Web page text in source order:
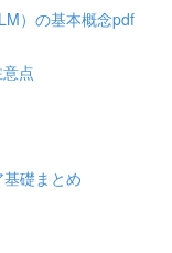
）の基本概念pdf
点
礎まとめ